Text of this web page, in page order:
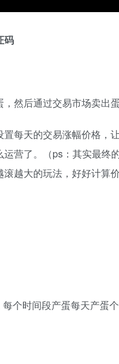
码
然后通过交易市场卖出
每天的交易涨幅价格，
营了。（ps：其实最终
越大的玩法，好好计算
个时间段产蛋每天产蛋